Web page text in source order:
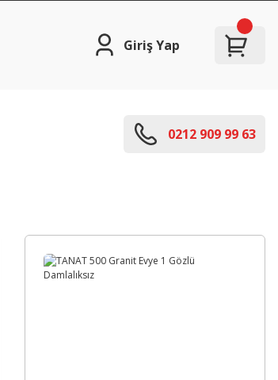
Giriş Yap
0212 909 99 63